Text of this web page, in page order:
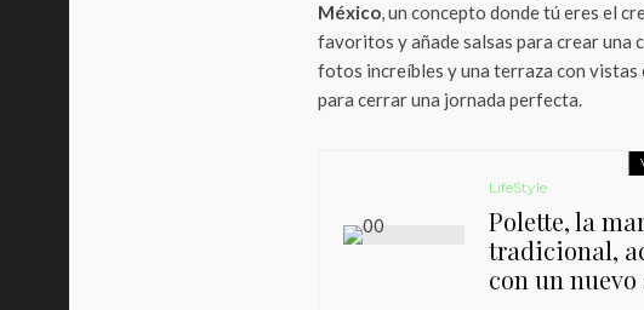
México, un concepto donde tú eres el
favoritos y añade salsas para crear una
fotos increíbles y una terraza con
para cerrar una jornada perfecta.
LifeStyle
Polette, la
tradicional,
con un